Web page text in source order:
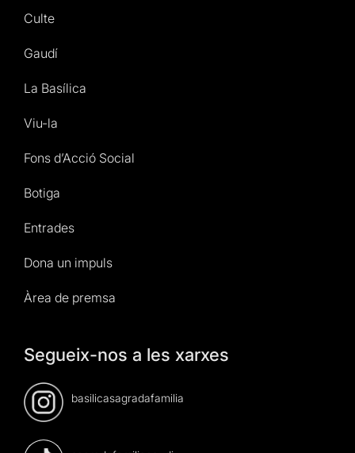
Culte
Gaudí
La Basílica
Viu-la
Fons d’Acció Social
Botiga
Entrades
Dona un impuls
Àrea de premsa
Segueix-nos a les xarxes
basilicasagradafamilia